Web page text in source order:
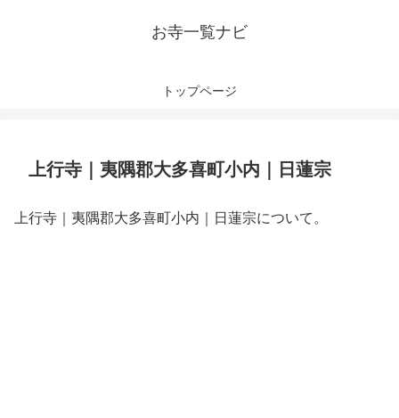
お寺一覧ナビ
トップページ
上行寺｜夷隅郡大多喜町小内｜日蓮宗
上行寺｜夷隅郡大多喜町小内｜日蓮宗について。